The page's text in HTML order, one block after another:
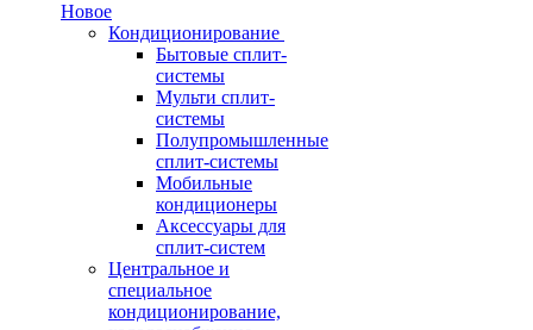
Новое
Кондиционирование
Бытовые сплит-
системы
Мульти сплит-
системы
Полупромышленные
сплит-системы
Мобильные
кондиционеры
Аксессуары для
сплит-систем
Центральное и
специальное
кондиционирование,